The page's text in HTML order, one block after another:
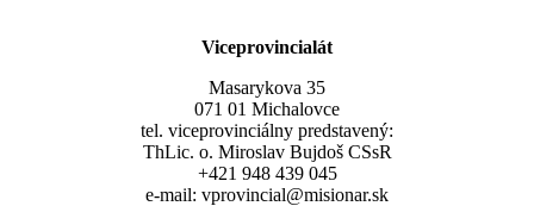
Viceprovincialát
Masarykova 35
071 01 Michalovce
tel. viceprovinciálny predstavený:
ThLic. o. Miroslav Bujdoš CSsR
+421 948 439 045
e-mail: vprovincial@misionar.sk